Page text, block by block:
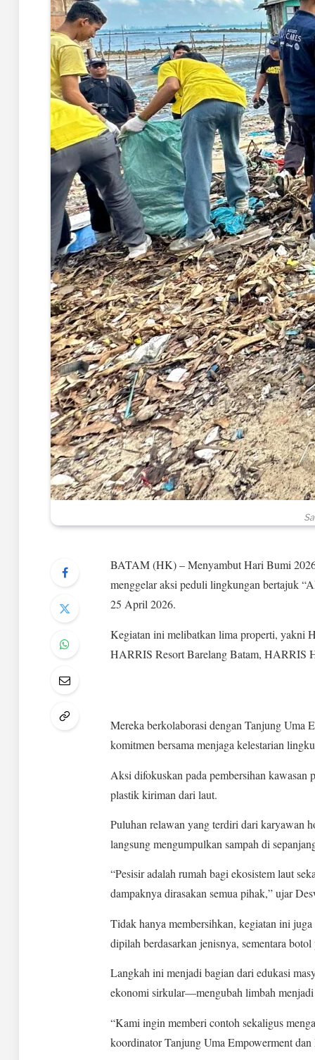
BATAM (HK) – Menyambut Hari Bumi
menggelar aksi peduli lingkungan bertajuk
25 April 2026.
Kegiatan ini melibatkan lima properti, yakni
HARRIS Resort Barelang Batam, HARRIS
Mereka berkolaborasi dengan Tanjung Uma
komitmen bersama menjaga kelestarian
Aksi difokuskan pada pembersihan kawasan
plastik kiriman dari laut.
Puluhan relawan yang terdiri dari karyawan
langsung mengumpulkan sampah di
“Pesisir adalah rumah bagi ekosistem laut
dampaknya dirasakan semua pihak,” ujar
Tidak hanya membersihkan, kegiatan ini
dipilah berdasarkan jenisnya, sementara
Langkah ini menjadi bagian dari edukasi
ekonomi sirkular—mengubah limbah menjadi
“Kami ingin memberi contoh sekaligus
koordinator Tanjung Uma Empowerment